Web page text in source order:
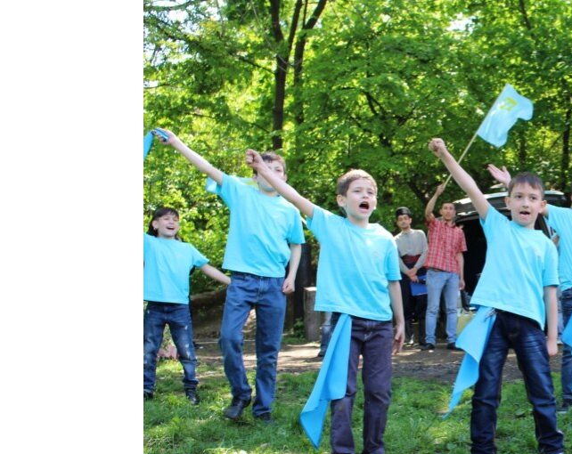
КРЫМ.НЕПОКОРЕННЫЙ
УКРАИНСКАЯ ПРОБЛЕМА КРЫМА